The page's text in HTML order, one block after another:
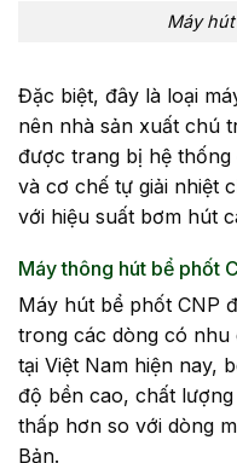
Máy
Đặc biệt, đây là loại
nên nhà sản xuất chú
được trang bị hệ
và cơ chế tự giải nhiệt
với hiệu suất bơm hút
Máy thông hút bể phốt
Máy hút bể phốt CNP
trong các dòng có nhu
tại Việt Nam hiện nay,
độ bền cao, chất
thấp hơn so với dòng
Bản.